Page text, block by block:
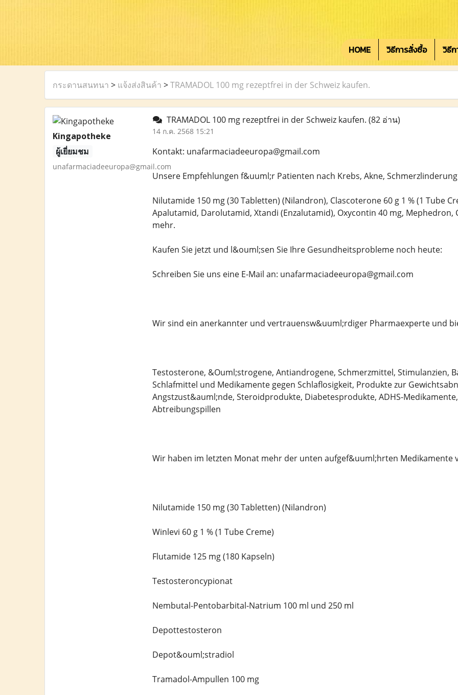
HOME วิธีการสั่งซื้อ วิธี
กระดานสนทนา > แจ้งส่งสินค้า >TRAMADOL 100 mg rezeptfrei in der Schweiz kaufen.
Kingapotheke
ผู้เยี่ยมชม
unafarmaciadeeuropa@gmail.com
TRAMADOL 100 mg rezeptfrei in der Schweiz kaufen. (82 อ่าน)
14 ก.ค. 2568 15:21
Kontakt: unafarmaciadeeuropa@gmail.com
Unsere Empfehlungen f&uuml;r Patienten nach Krebs, Akne,
Nilutamide 150 mg (30 Tabletten) (Nilandron), Clascoterone 60 g 1 % (1 Tube
Apalutamid, Darolutamid, Xtandi (Enzalutamid), Oxycontin 40 mg,
mehr.
Kaufen Sie jetzt und l&ouml;sen Sie Ihre Gesundheitsprobleme noch heute:
Schreiben Sie uns eine E-Mail an: unafarmaciadeeuropa@gmail.com
Wir sind ein anerkannter und vertrauensw&uuml;rdiger Pharmaexperte und
Testosterone, &Ouml;strogene, Antiandrogene, Schmerzmittel, Stimulanzien,
Schlafmittel und Medikamente gegen Schlaflosigkeit, Produkte zur
Angstzust&auml;nde, Steroidprodukte, Diabetesprodukte, ADHS-
Abtreibungspillen
Wir haben im letzten Monat mehr der unten aufgef&uuml;hrten Medikamente
Nilutamide 150 mg (30 Tabletten) (Nilandron)
Winlevi 60 g 1 % (1 Tube Creme)
Flutamide 125 mg (180 Kapseln)
Testosteroncypionat
Nembutal-Pentobarbital-Natrium 100 ml und 250 ml
Depottestosteron
Depot&ouml;stradiol
Tramadol-Ampullen 100 mg